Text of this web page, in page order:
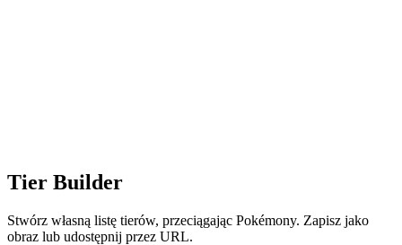
Tier Builder
Stwórz własną listę tierów, przeciągając Pokémony. Zapisz jako
obraz lub udostępnij przez URL.